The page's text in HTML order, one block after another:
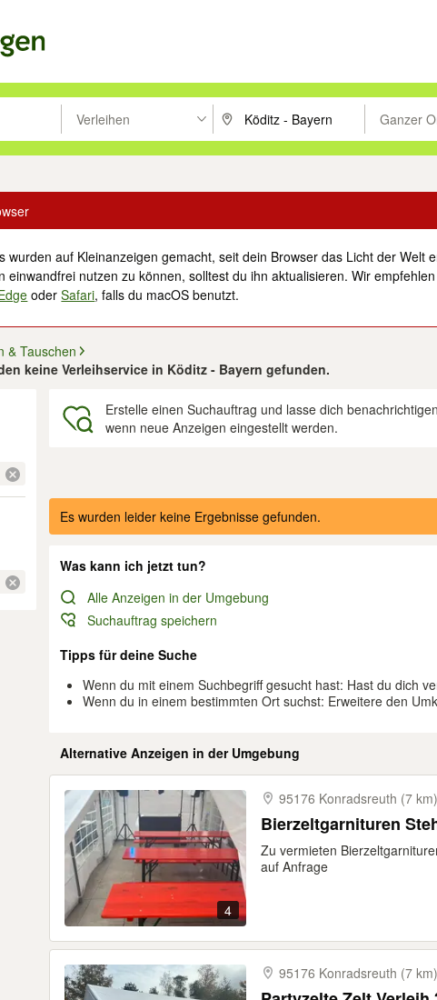
drücken um zu suchen, oder Vorschläge mit den Pfeiltasten nach
Verleihen PLZ oder Ort eingeben. Ganzer
Suche im
wurden auf Kleinanzeigen gemacht, seit dein Browser das Licht der Welt
einwandfrei nutzen zu können, solltest du ihn aktualisieren. Wir
oderSafari, falls du macOS benutzt.
& Tauschen
keine Verleihservice in Köditz - Bayern gefunden.
Erstelle einen Suchauftrag und lasse dich
wenn neue Anzeigen eingestellt werden.
Ergebnisse
Es wurden leider keine Ergebnisse gefunden.
Was kann ich jetzt tun?
Alle Anzeigen in der Umgebung
Suchauftrag speichern
Tipps für deine Suche
Wenn du mit einem Suchbegriff gesucht hast: Hast du dich
Wenn du in einem bestimmten Ort suchst: Erweitere den
Alternative Anzeigen in der Umgebung
4
95176 Konradsreuth (7 km)
Bierzeltgarnituren
Zu vermieten
auf Anfrage
95176 Konradsreuth (7 km)